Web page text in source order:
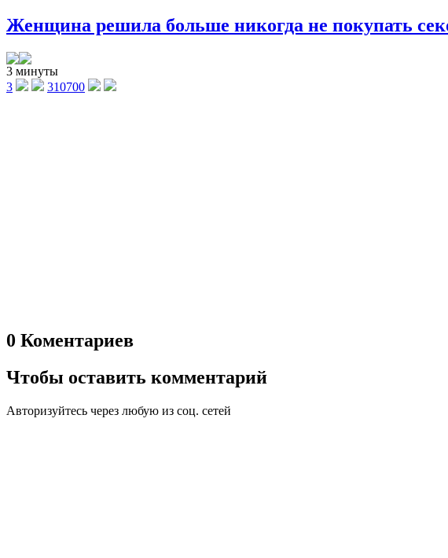
Женщина решила больше никогда не покупать
3 минуты
3
310700
0 Коментариев
Чтобы оставить комментарий
Авторизуйтесь через любую из соц. сетей